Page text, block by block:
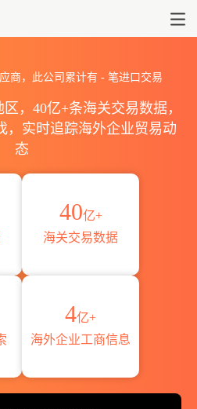
商，此公司累计有 -笔进口交易
，40亿+条海关交易数据，
，实时追踪海外企业贸易动
态
40亿+
海关交易数据
4亿+
海外企业工商信息